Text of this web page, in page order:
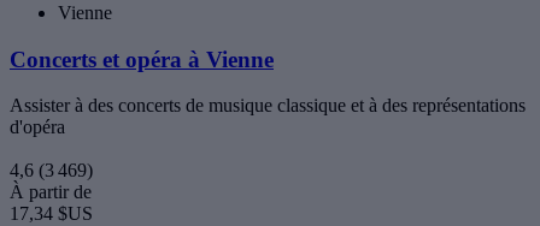
Vienne
Concerts et opéra à Vienne
Assister à des concerts de musique classique et à des représentations
d'opéra
4,6 (3 469)
À partir de
17,34 $US